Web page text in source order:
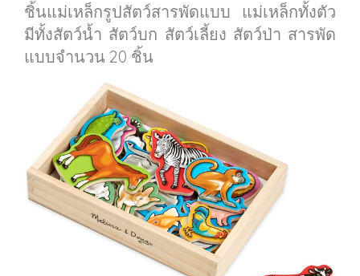
ชิ้นแม่เหล็กรูปสัตว์สารพัดแบบ แม่เหล็กทั้งตัว
มีทั้งสัตว์น้ำ สัตว์บก สัตว์เลี้ยง สัตว์ป่า สารพัด
แบบจำนวน 20 ชิ้น